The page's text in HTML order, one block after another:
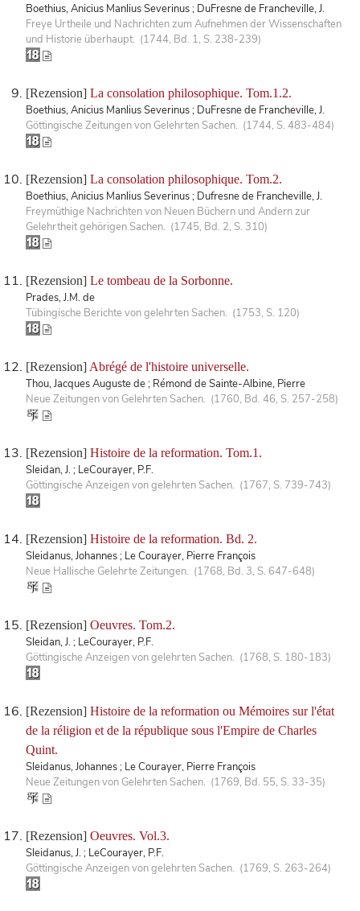
Boethius, Anicius Manlius Severinus ; DuFresne de Francheville, J.
Freye Urtheile und Nachrichten zum Aufnehmen der Wissenschaften
und Historie überhaupt. (1744, Bd. 1, S. 238-239)
[Rezension] La consolation philosophique. Tom.1.2.
Boethius, Anicius Manlius Severinus ; DuFresne de Francheville, J.
Göttingische Zeitungen von Gelehrten Sachen. (1744, S. 483-484)
[Rezension] La consolation philosophique. Tom.2.
Boethius, Anicius Manlius Severinus ; Dufresne de Francheville, J.
Freymüthige Nachrichten von Neuen Büchern und Andern zur
Gelehrtheit gehörigen Sachen. (1745, Bd. 2, S. 310)
[Rezension] Le tombeau de la Sorbonne.
Prades, J.M. de
Tübingische Berichte von gelehrten Sachen. (1753, S. 120)
[Rezension] Abrégé de l'histoire universelle.
Thou, Jacques Auguste de ; Rémond de Sainte-Albine, Pierre
Neue Zeitungen von Gelehrten Sachen. (1760, Bd. 46, S. 257-258)
[Rezension] Histoire de la reformation. Tom.1.
Sleidan, J. ; LeCourayer, P.F.
Göttingische Anzeigen von gelehrten Sachen. (1767, S. 739-743)
[Rezension] Histoire de la reformation. Bd. 2.
Sleidanus, Johannes ; Le Courayer, Pierre François
Neue Hallische Gelehrte Zeitungen. (1768, Bd. 3, S. 647-648)
[Rezension] Oeuvres. Tom.2.
Sleidan, J. ; LeCourayer, P.F.
Göttingische Anzeigen von gelehrten Sachen. (1768, S. 180-183)
[Rezension] Histoire de la reformation ou Mémoires sur l'état
de la réligion et de la république sous l'Empire de Charles
Quint.
Sleidanus, Johannes ; Le Courayer, Pierre François
Neue Zeitungen von Gelehrten Sachen. (1769, Bd. 55, S. 33-35)
[Rezension] Oeuvres. Vol.3.
Sleidanus, J. ; LeCourayer, P.F.
Göttingische Anzeigen von gelehrten Sachen. (1769, S. 263-264)